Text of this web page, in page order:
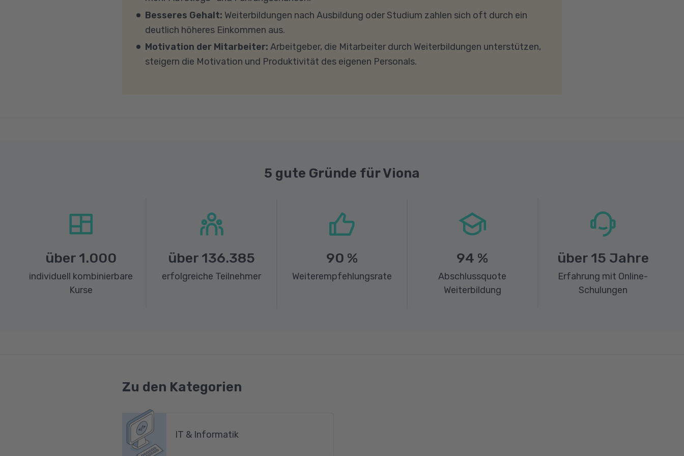
Übertragung eine gute Internetverbindung mit einer Download-Geschwindigkeit von mindestens 6
Fragen sprechen Sie uns gerne an.
Besseres Gehalt: Weiterbildungen nach Ausbildung oder Studium zahlen sich oft durch ein
deutlich höheres Einkommen aus.
Motivation der Mitarbeiter: Arbeitgeber, die Mitarbeiter durch Weiterbildungen unterstützen,
steigern die Motivation und Produktivität des eigenen Personals.
5 gute Gründe für Viona
über 1.000
individuell kombinierbare
Kurse
über 136.385
erfolgreiche Teilnehmer
90 %
Weiterempfehlungsrate
94 %
Abschlussquote
Weiterbildung
über 15 Jahre
Erfahrung mit Online-
Schulungen
Zu den Kategorien
IT & Informatik